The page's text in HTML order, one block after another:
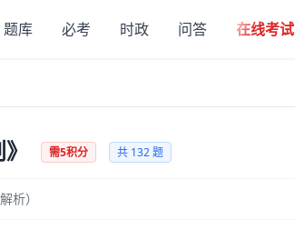
题库 必考 时政 问答 在线考试
需5积分 共 132 题
析）